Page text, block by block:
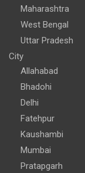
Maharashtra
West Bengal
Uttar Pradesh
City
Allahabad
Bhadohi
Delhi
Fatehpur
Kaushambi
Mumbai
Pratapgarh